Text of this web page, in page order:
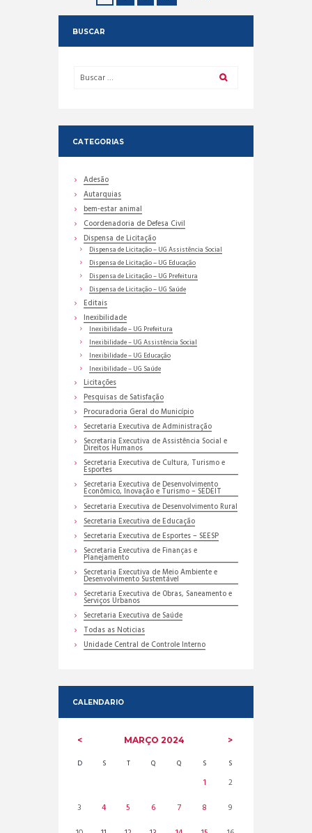
BUSCAR
CATEGORIAS
Adesão
Autarquias
bem-estar animal
Coordenadoria de Defesa Civil
Dispensa de Licitação
Dispensa de Licitação – UG Assistência Social
Dispensa de Licitação – UG Educação
Dispensa de Licitação – UG Prefeitura
Dispensa de Licitação – UG Saúde
Editais
Inexibilidade
Inexibilidade – UG Prefeitura
Inexibilidade – UG Assistência Social
Inexibilidade – UG Educação
Inexibilidade – UG Saúde
Licitações
Pesquisas de Satisfação
Procuradoria Geral do Município
Secretaria Executiva de Administração
Secretaria Executiva de Assistência Social e
Direitos Humanos
Secretaria Executiva de Cultura, Turismo e
Esportes
Secretaria Executiva de Desenvolvimento
Econômico, Inovação e Turismo – SEDEIT
Secretaria Executiva de Desenvolvimento Rural
Secretaria Executiva de Educação
Secretaria Executiva de Esportes – SEESP
Secretaria Executiva de Finanças e
Planejamento
Secretaria Executiva de Meio Ambiente e
Desenvolvimento Sustentável
Secretaria Executiva de Obras, Saneamento e
Serviços Urbanos
Secretaria Executiva de Saúde
Todas as Noticias
Unidade Central de Controle Interno
CALENDARIO
MARÇO2024
D S T Q Q S S
1
2
3
4 5 6 7 8
9